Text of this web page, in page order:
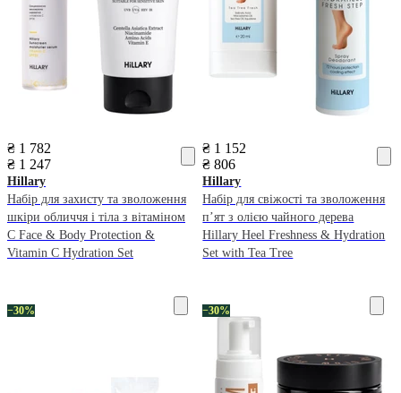
₴ 1 782
₴ 1 247
Hillary
Набір для захисту та зволоження
шкіри обличчя і тіла з вітаміном
С Face & Body Protection &
Vitamin C Hydration Set
₴ 1 152
₴ 806
Hillary
Набір для свіжості та зволоження
п’ят з олією чайного дерева
Hillary Heel Freshness & Hydration
Set with Tea Tree
−30% −30%